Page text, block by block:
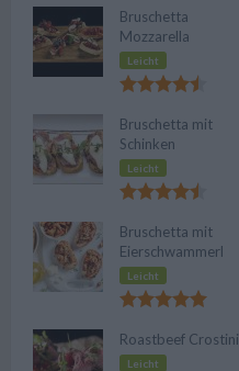
Bruschetta
Mozzarella
Leicht
Bruschetta mit
Schinken
Leicht
Bruschetta mit
Eierschwammerl
Leicht
Roastbeef Crostini
Leicht